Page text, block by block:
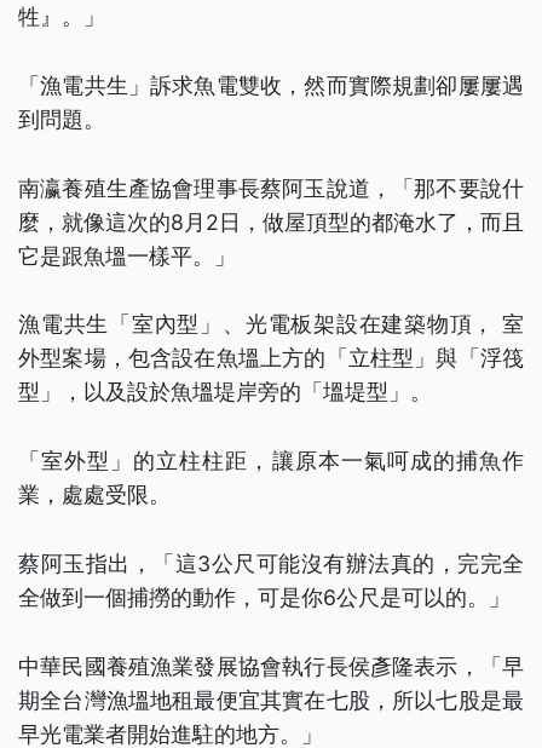
牲』。」
「漁電共生」訴求魚電雙收，然而實際規劃卻屢屢遇
到問題。
南瀛養殖生產協會理事長蔡阿玉說道，「那不要說什
麼，就像這次的8月2日，做屋頂型的都淹水了，而且
它是跟魚塭一樣平。」
漁電共生「室內型」、光電板架設在建築物頂， 室
外型案場，包含設在魚塭上方的「立柱型」與「浮筏
型」，以及設於魚塭堤岸旁的「塭堤型」。
「室外型」的立柱柱距，讓原本一氣呵成的捕魚作
業，處處受限。
蔡阿玉指出，「這3公尺可能沒有辦法真的，完完全
全做到一個捕撈的動作，可是你6公尺是可以的。」
中華民國養殖漁業發展協會執行長侯彥隆表示，「早
期全台灣漁塭地租最便宜其實在七股，所以七股是最
早光電業者開始進駐的地方。」